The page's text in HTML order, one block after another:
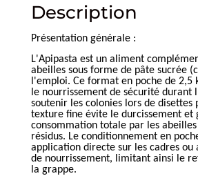
Description
Présentation générale :
L'Apipasta est un aliment
abeilles sous forme de pâte sucrée
l'emploi. Ce format en poche de 2,5
le nourrissement de sécurité durant
soutenir les colonies lors de disettes
texture fine évite le durcissement et
consommation totale par les abeilles
résidus. Le conditionnement en
application directe sur les cadres ou
de nourrissement, limitant ainsi le
la grappe.